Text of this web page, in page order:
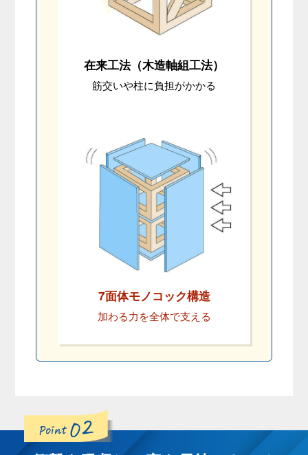
在来工法（木造軸組工法）
筋交いや柱に負担がかかる
7面体モノコック構造
加わる力を全体で支える